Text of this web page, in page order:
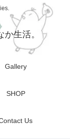
生活。
Gallery
SHOP
Us